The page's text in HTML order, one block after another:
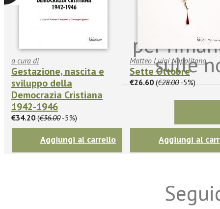
a cura di
Gestazione, nascita e
sviluppo della
Democrazia Cristiana
1942-1946
€34.20 (€36.00-5%)
Aggiungi al carrello
Matteo Luigi Napolitano
Sette Ottobre
€26.60 (€28.00-5%)
Aggiungi al
Iscriviti
per
sulle